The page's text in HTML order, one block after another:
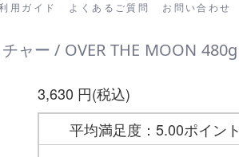
用ガイド よくあるご質問 お問い合わせ
ャー / OVER THE MOON 480g
3,630 円(税込)
平均満足度：5.00ポイント